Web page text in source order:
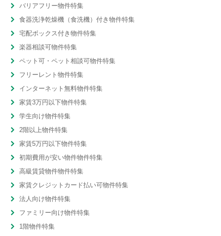
バリアフリー物件特集
食器洗浄乾燥機（食洗機）付き物件特集
宅配ボックス付き物件特集
楽器相談可物件特集
ペット可・ペット相談可物件特集
フリーレント物件特集
インターネット無料物件特集
家賃3万円以下物件特集
学生向け物件特集
2階以上物件特集
家賃5万円以下物件特集
初期費用が安い物件物件特集
高級賃貸物件物件特集
家賃クレジットカード払い可物件特集
法人向け物件特集
ファミリー向け物件特集
1階物件特集